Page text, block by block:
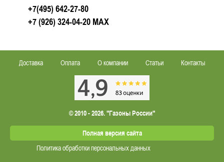
+7(495) 642-27-80
+7 (926) 324-04-20 MAX
Доставка Оплата О компании Статьи Контакты
© 2010 - 2026. "Газоны России"
Полная версия сайта
Политика обработки персональных данных